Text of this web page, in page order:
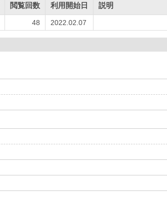
閲覧回数 利用開始日 説明
48 2022.02.07